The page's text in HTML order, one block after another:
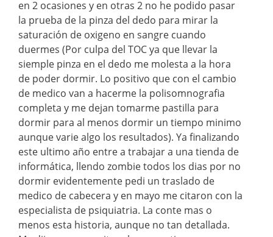
en 2 ocasiones y en otras 2 no he podido pasar
la prueba de la pinza del dedo para mirar la
saturación de oxigeno en sangre cuando
duermes (Por culpa del TOC ya que llevar la
siemple pinza en el dedo me molesta a la hora
de poder dormir. Lo positivo que con el cambio
de medico van a hacerme la polisomnografia
completa y me dejan tomarme pastilla para
dormir para al menos dormir un tiempo minimo
aunque varie algo los resultados). Ya finalizando
este ultimo año entre a trabajar a una tienda de
informática, llendo zombie todos los dias por no
dormir evidentemente pedi un traslado de
medico de cabecera y en mayo me citaron con la
especialista de psiquiatria. La conte mas o
menos esta historia, aunque no tan detallada.